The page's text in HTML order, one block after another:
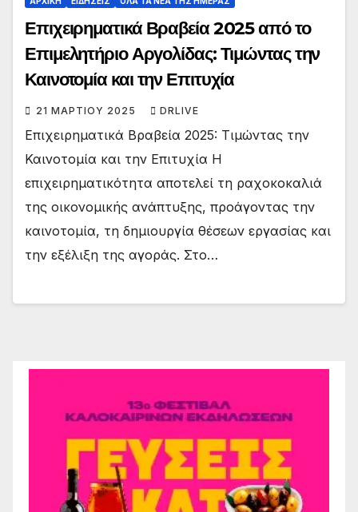
Επιχειρηματικά Βραβεία 2025 από το
Επιμελητήριο Αργολίδας: Τιμώντας την
Καινοτομία και την Επιτυχία
21 ΜΑΡΤΊΟΥ 2025 DRLIVE
Επιχειρηματικά Βραβεία 2025: Τιμώντας την
Καινοτομία και την Επιτυχία Η
επιχειρηματικότητα αποτελεί τη ραχοκοκαλιά
της οικονομικής ανάπτυξης, προάγοντας την
καινοτομία, τη δημιουργία θέσεων εργασίας και
την εξέλιξη της αγοράς. Στο…